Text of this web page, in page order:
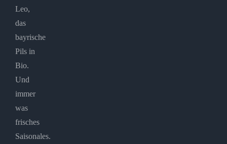
Leo,
das
bayrische
Pils in
Bio.
Und
immer
was
frisches
Saisonales.